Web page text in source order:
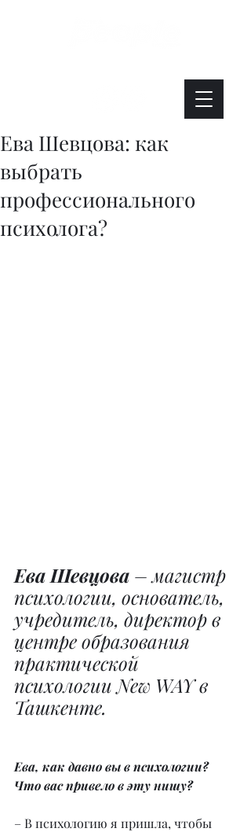
Ева Шевцова: как
выбрать
профессионального
психолога?
Ева Шевцова – магистр
психологии, основатель,
учредитель, директор в
центре образования
практической
психологии New WAY в
Ташкенте.
Ева, как давно вы в психологии?
Что вас привело в эту нишу?
– В психологию я пришла, чтобы